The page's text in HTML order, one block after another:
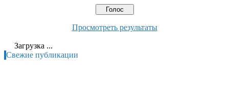
Просмотреть результаты
Загрузка ...
Свежие публикации